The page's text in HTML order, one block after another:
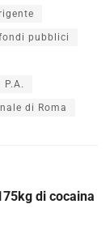
pubblici
P.A.
di Roma
di cocaina